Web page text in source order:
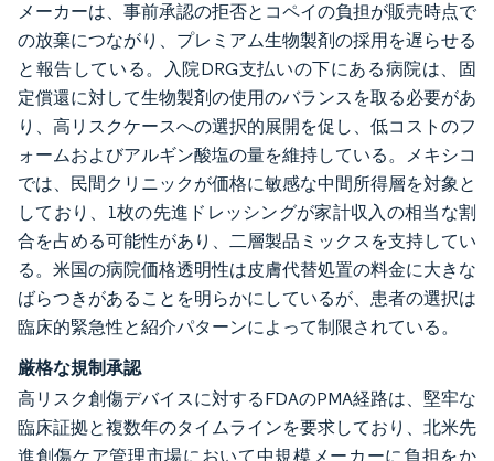
メーカーは、事前承認の拒否とコペイの負担が販売時点で
の放棄につながり、プレミアム生物製剤の採用を遅らせる
と報告している。入院DRG支払いの下にある病院は、固
定償還に対して生物製剤の使用のバランスを取る必要があ
り、高リスクケースへの選択的展開を促し、低コストのフ
ォームおよびアルギン酸塩の量を維持している。メキシコ
では、民間クリニックが価格に敏感な中間所得層を対象と
しており、1枚の先進ドレッシングが家計収入の相当な割
合を占める可能性があり、二層製品ミックスを支持してい
る。米国の病院価格透明性は皮膚代替処置の料金に大きな
ばらつきがあることを明らかにしているが、患者の選択は
臨床的緊急性と紹介パターンによって制限されている。
厳格な規制承認
高リスク創傷デバイスに対するFDAのPMA経路は、堅牢な
臨床証拠と複数年のタイムラインを要求しており、北米先
進創傷ケア管理市場において中規模メーカーに負担をか